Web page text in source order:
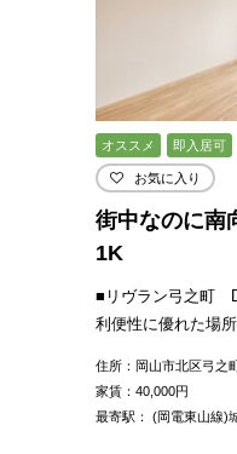
オススメ 即入居可
お気に入り
街中なのに南
1K
■リヴラン弓之町
利便性に優れた場
住所：岡山市北区弓之
家賃： 40,000円
最寄駅： (岡電東山線)